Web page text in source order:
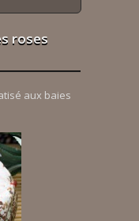
roses
aux baies